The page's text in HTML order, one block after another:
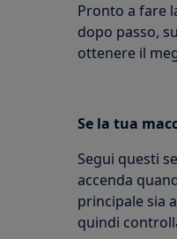
Pronto a fare
dopo passo,
ottenere il
Se la tua
Segui questi
accenda
principale sia
quindi